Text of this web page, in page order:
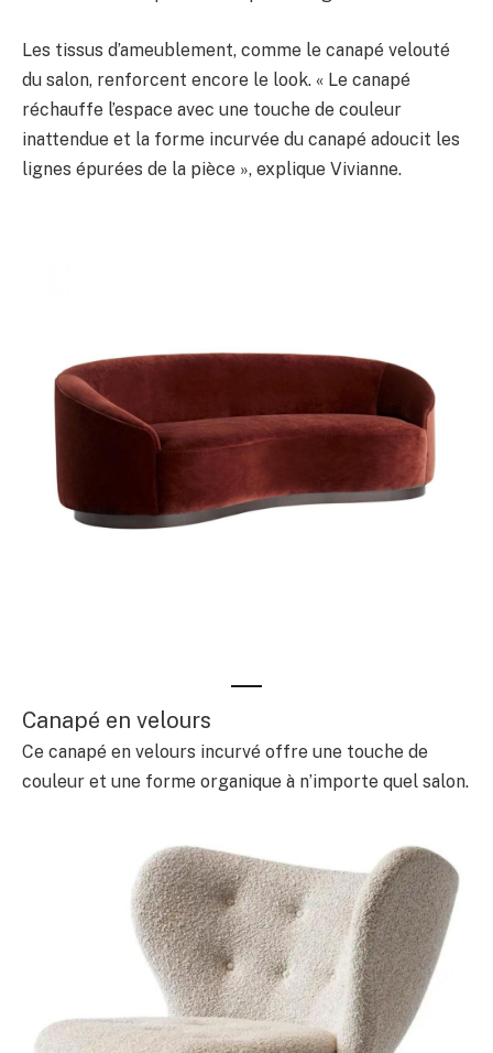
Les tissus d’ameublement, comme le canapé velouté
du salon, renforcent encore le look. « Le canapé
réchauffe l’espace avec une touche de couleur
inattendue et la forme incurvée du canapé adoucit les
lignes épurées de la pièce », explique Vivianne.
Canapé en velours
Ce canapé en velours incurvé offre une touche de
couleur et une forme organique à n’importe quel salon.